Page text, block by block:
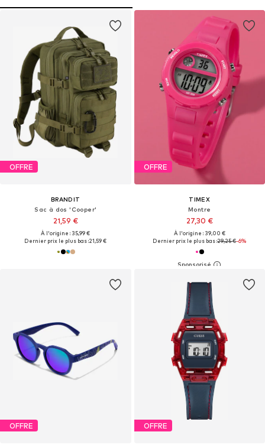
OFFRE
BRANDIT
Sac à dos 'Cooper'
21,59 €
À l'origine : 35,99 €
Dernier prix le plus bas :21,59 €
OFFRE
TIMEX
Montre
27,30 €
À l'origine : 39,00 €
Dernier prix le plus bas :29,25 €-6%
OFFRE OFFRE